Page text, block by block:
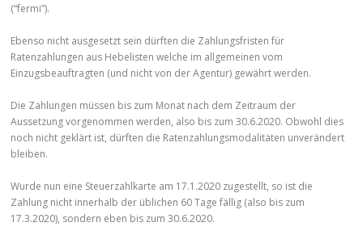
(“fermi”).
Ebenso nicht ausgesetzt sein dürften die Zahlungsfristen für
Ratenzahlungen aus Hebelisten welche im allgemeinen vom
Einzugsbeauftragten (und nicht von der Agentur) gewährt werden.
Die Zahlungen müssen bis zum Monat nach dem Zeitraum der
Aussetzung vorgenommen werden, also bis zum 30.6.2020. Obwohl dies
noch nicht geklärt ist, dürften die Ratenzahlungsmodalitäten unverändert
bleiben.
Wurde nun eine Steuerzahlkarte am 17.1.2020 zugestellt, so ist die
Zahlung nicht innerhalb der üblichen 60 Tage fällig (also bis zum
17.3.2020), sondern eben bis zum 30.6.2020.